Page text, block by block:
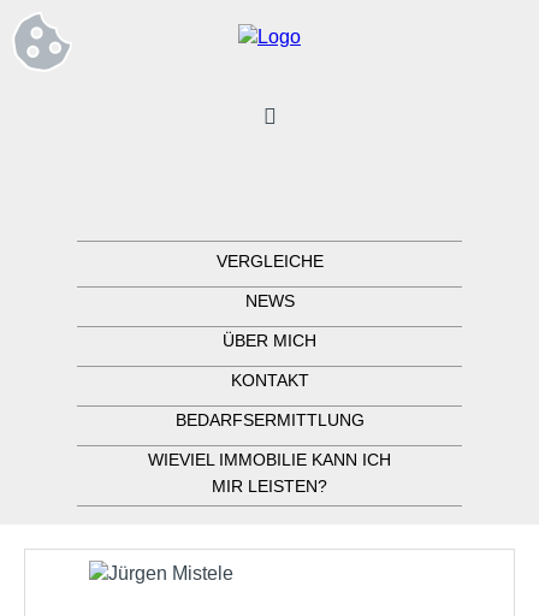
VERGLEICHE
NEWS
ÜBER MICH
KONTAKT
BEDARFSERMITTLUNG
WIEVIEL IMMOBILIE KANN ICH
MIR LEISTEN?